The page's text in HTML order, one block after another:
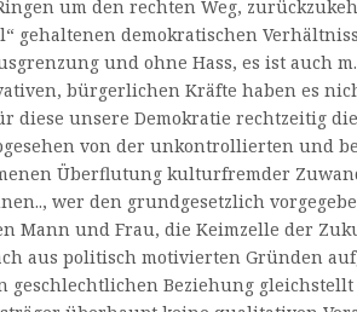
um den rechten Weg,
gehaltenen demokratischen
und ohne Hass, es ist auch
bürgerlichen Kräfte haben es
diese unsere Demokratie rechtzeitig
von der unkontrollierten und
Überflutung kulturfremder
wer den grundgesetzlich
Mann und Frau, die Keimzelle der
aus politisch motivierten Gründen
geschlechtlichen Beziehung